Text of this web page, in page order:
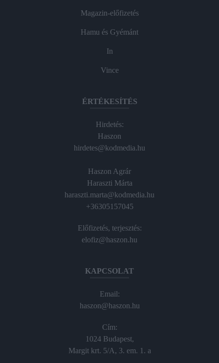
Magazin-előfizetés
Hamu és Gyémánt
In
Vince
ÉRTÉKESÍTÉS
Hirdetés:
Haszon
hirdetes@kodmedia.hu
Haszon Agrár
Haraszti Márta
haraszti.marta@kodmedia.hu
+36305157045
Előfizetés, terjesztés:
elofiz@haszon.hu
KAPCSOLAT
Email:
haszon@haszon.hu
Cím:
1024 Budapest,
Margit krt. 5/A, 3. em. 1. a